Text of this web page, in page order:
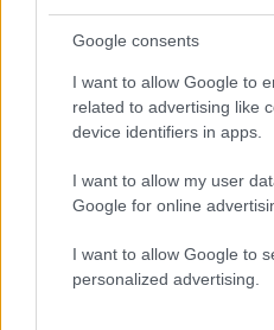
Google consents
I want to allow Google to
related to advertising like
device identifiers in apps.
I want to allow my user
Google for online
I want to allow Google to
personalized advertising.
15.09.25